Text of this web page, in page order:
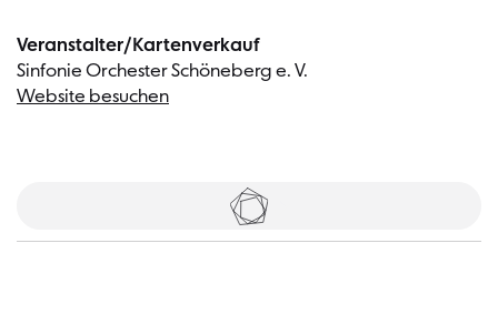
Veranstalter/Kartenverkauf
Sinfonie Orchester Schöneberg e. V.
Website besuchen
Tickets